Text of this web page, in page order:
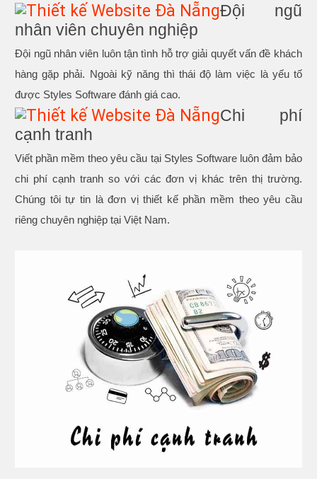
Đội ngũ
nhân viên chuyên nghiệp
Đội ngũ nhân viên luôn tận tình hỗ trợ giải quyết vấn đề khách
hàng gặp phải. Ngoài kỹ năng thì thái độ làm việc là yếu tố
được Styles Software đánh giá cao.
Chi phí
cạnh tranh
Viết phần mềm theo yêu cầu tại Styles Software luôn đảm bảo
chi phí cạnh tranh so với các đơn vị khác trên thị trường.
Chúng tôi tự tin là đơn vị thiết kế phần mềm theo yêu cầu
riêng chuyên nghiệp tại Việt Nam.